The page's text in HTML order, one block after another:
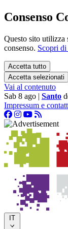
Consenso
Questo sito utilizza
consenso. Scopri di
Accetta tutto
Accetta selezionati
Vai al contenuto
Sab 8 ago | Santo
Impressum e
IT